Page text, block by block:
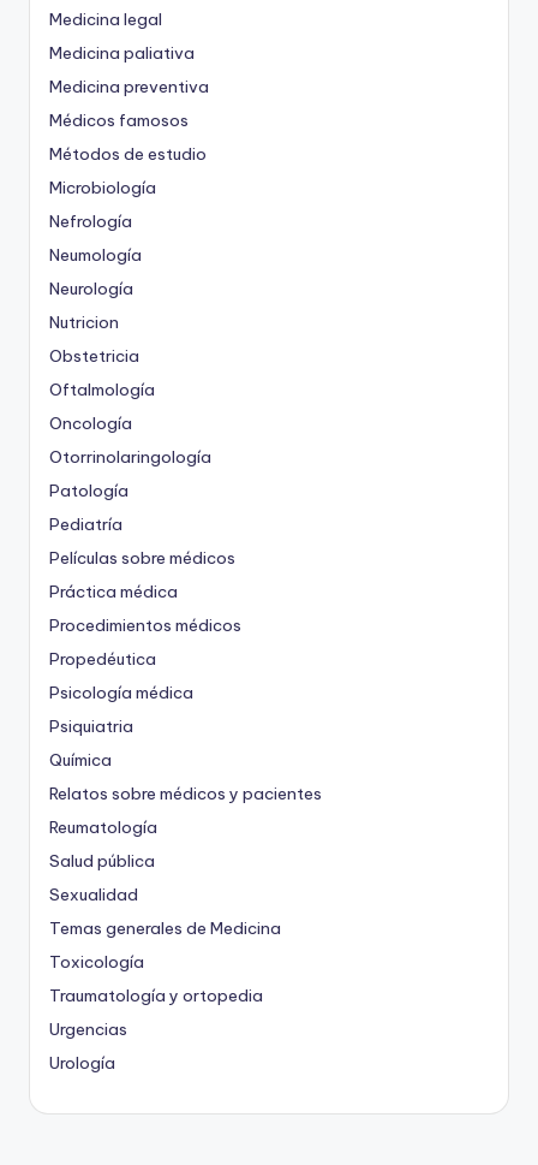
Medicina legal
Medicina paliativa
Medicina preventiva
Médicos famosos
Métodos de estudio
Microbiología
Nefrología
Neumología
Neurología
Nutricion
Obstetricia
Oftalmología
Oncología
Otorrinolaringología
Patología
Pediatría
Películas sobre médicos
Práctica médica
Procedimientos médicos
Propedéutica
Psicología médica
Psiquiatria
Química
Relatos sobre médicos y pacientes
Reumatología
Salud pública
Sexualidad
Temas generales de Medicina
Toxicología
Traumatología y ortopedia
Urgencias
Urología